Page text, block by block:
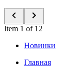
Item 1 of 12
Новинки
Главная